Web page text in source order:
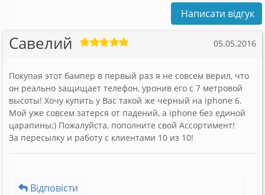
Написати відгук
Савелий 05.05.2016
Покупая этот бампер в первый раз я не совсем верил, что
он реально защищает телефон, уронив его с 7 метровой
высоты! Хочу купить у Вас такой же черный на iphone 6.
Мой уже совсем затерся от падений, а iphone без единой
царапины;) Пожалуйста, пополните свой Ассортимент!
За пересылку и работу с клиентами 10 из 10!
Відповісти